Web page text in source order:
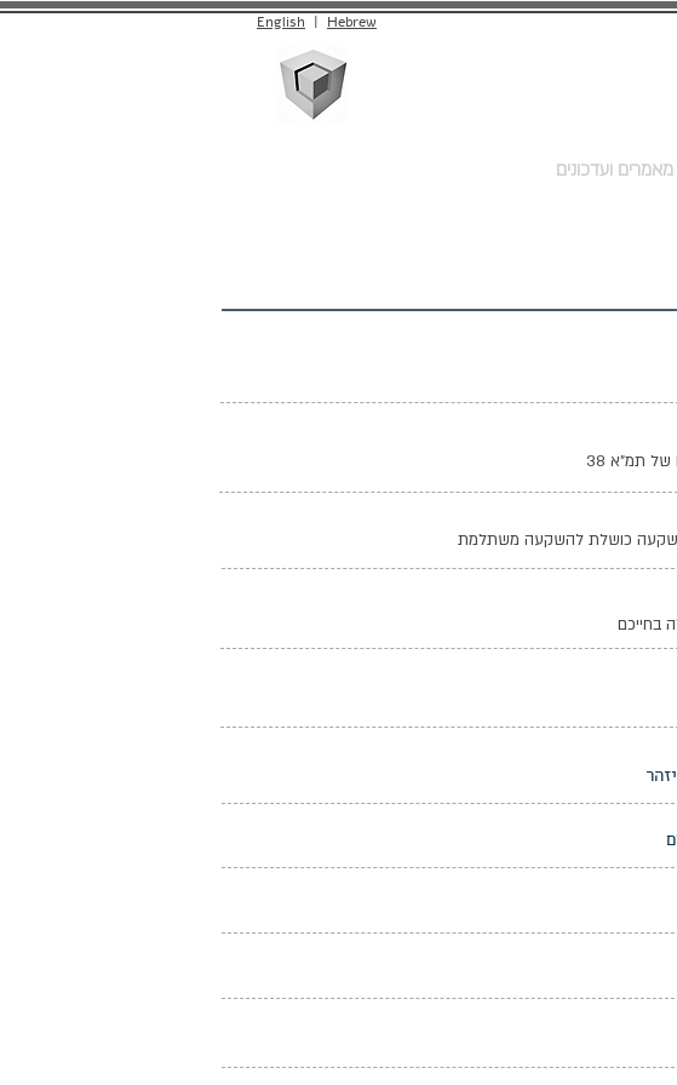
English | Hebrew
מאמרים ועדכונים
כושלת להשקעה משתלמת
בחייכם